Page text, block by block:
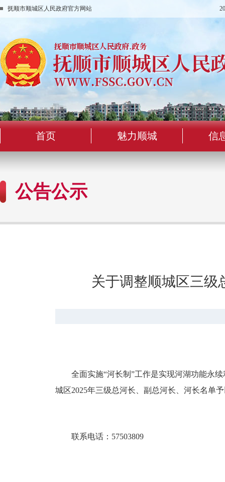
抚顺市顺城区人民政府官方网站
首页 魅力顺城 信
公告公示
关于调整顺城区三级
全面实施“河长制”工作是实现河湖功能永
城区2025年三级总河长、副总河长、河长名单
联系电话： 57503809